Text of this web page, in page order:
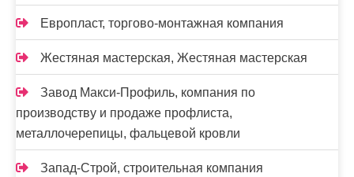
Европласт, торгово-монтажная компания
Жестяная мастерская, Жестяная мастерская
Завод Макси-Профиль, компания по
производству и продаже профлиста,
металлочерепицы, фальцевой кровли
Запад-Строй, строительная компания